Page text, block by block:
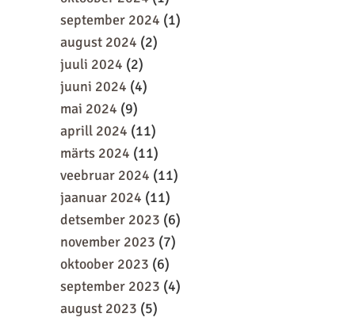
september 2024 (1)
august 2024 (2)
juuli 2024 (2)
juuni 2024 (4)
mai 2024 (9)
aprill 2024 (11)
märts 2024 (11)
veebruar 2024 (11)
jaanuar 2024 (11)
detsember 2023 (6)
november 2023 (7)
oktoober 2023 (6)
september 2023 (4)
august 2023 (5)